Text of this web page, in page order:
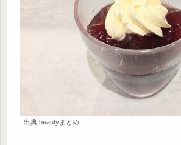
出典:beautyまとめ